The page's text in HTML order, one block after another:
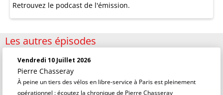
Retrouvez le podcast de l'émission.
Les autres épisodes
Vendredi 10 Juillet 2026
Pierre Chasseray
À peine un tiers des vélos en libre-service à Paris est pleinement
opérationnel : écoutez la chronique de Pierre Chasseray